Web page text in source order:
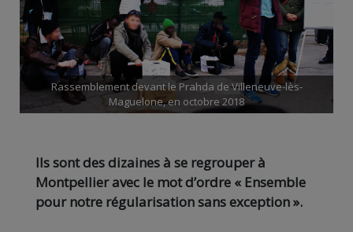
Rassemblement devant le Prahda de Villeneuve-lès-
Maguelone, en octobre 2018
Ils sont des dizaines à se regrouper à
Montpellier avec le mot d’ordre « Ensemble
pour notre régularisation sans exception ».